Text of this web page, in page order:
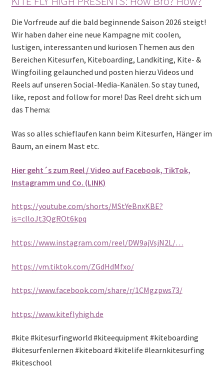
Die Vorfreude auf die bald beginnende Saison 2026 steigt!
Wir haben daher eine neue Kampagne mit coolen,
lustigen, interessanten und kuriosen Themen aus den
Bereichen Kitesurfen, Kiteboarding, Landkiting, Kite- &
Wingfoiling gelaunched und posten hierzu Videos und
Reels auf unseren Social-Media-Kanälen. So stay tuned,
like, repost and follow for more! Das Reel dreht sich um
das Thema:
Was so alles schieflaufen kann beim Kitesurfen, Hänger im
Baum, an einem Mast etc.
Hier geht´s zum Reel / Video auf Facebook, TikTok,
Instagramm und Co. (LINK)
https://youtube.com/shorts/MStYeBnxKBE?
is=clloJt3QgROt6kpq
https://www.instagram.com/reel/DW9ajVsjN2L/…
https://vm.tiktok.com/ZGdHdMfxo/
https://www.facebook.com/share/r/1CMgzpws73/
https://www.kiteflyhigh.de
#kite #kitesurfingworld #kiteequipment #kiteboarding
#kitesurfenlernen #kiteboard #kitelife #learnkitesurfing
#kiteschool